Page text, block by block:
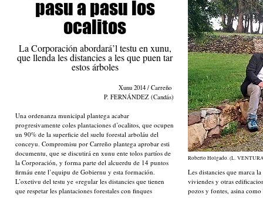
pasu a pasu los
ocalitos
La Corporación abordará’l testu en xunu,
que llenda les distancies a les que puen tar
estos árboles
Xunu 2014 / Carreño
P. FERNÁNDEZ (Candás)
Una ordenanza municipal plantega acabar
progresivamente coles plantaciones d’ocalitos, que ocupen
un 90% de la superficie del suelu forestal arboláu del
conceyu. Compromisu por Carreño plantega aprobar esti
documentu, que se discutirá en xunu ente tolos partíos de
la Corporación, y forma parte del alcuerdu de 14 puntos
firmáu ente l’equipu de Gobiernu y esta formación.
L’oxetivu del testu ye «regular les distancies que tienen
que respetar les plantaciones forestales con finques
Roberto Holgado. (L.
Les distancies que marca
viviendes y otras
pozos y fontes, asina